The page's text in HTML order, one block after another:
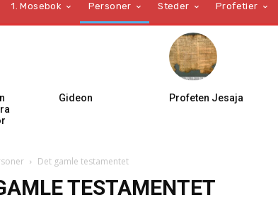
1. Mosebok Personer Steder Profetier
Gideon Profeten Jesaja
Det gamle testamentet
TESTAMENTET